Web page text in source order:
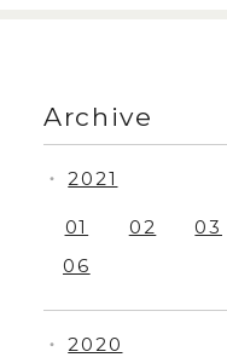
Archive
・ 2020
・ 2021
01 02 03
06